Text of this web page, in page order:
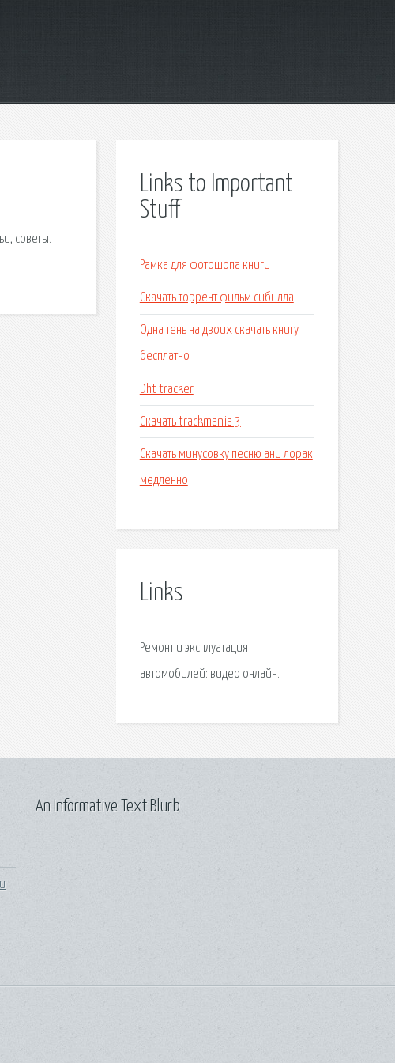
советы.
Links to Important
Stuff
Рамка для фотошопа книги
Скачать торрент фильм сибилла
Одна тень на двоих скачать книгу
бесплатно
Dht tracker
Скачать trackmania 3
Скачать минусовку песню ани лорак
медленно
Links
Ремонт и эксплуатация
автомобилей: видео онлайн.
An Informative Text Blurb